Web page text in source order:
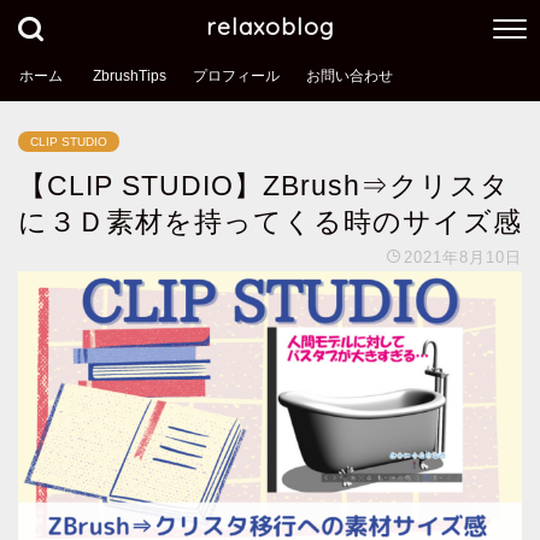
relaxoblog
ホーム ZbrushTips プロフィール お問い合わせ
CLIP STUDIO
【CLIP STUDIO】ZBrush⇒クリスタ
に３Ｄ素材を持ってくる時のサイズ感
2021年8月10日